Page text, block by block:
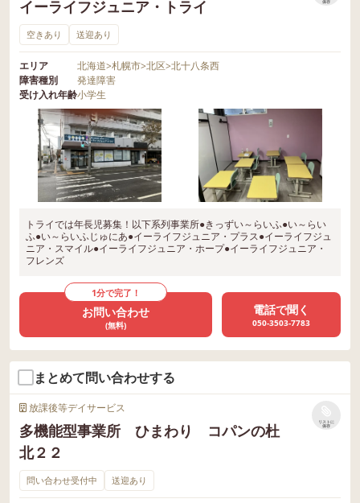
イーライフジュニア・トライ 保存
空きあり 送迎あり
エリア 北海道>札幌市>北区>北十八条西
障害種別
発達障害
受け入れ年齢小学生
トライでは年長児募集！以下系列事業所●きっずい～らいふ●い～らい
ふ●い～らいふじゅにあ●イーライフジュニア・プラス●イーライフジュ
ニア・スマイル●イーライフジュニア・ホープ●イーライフジュニア・
フレンズ
1分で完了！
お問い合わせ
(無料)
電話で聞く
050-3503-7783
まとめて問い合わせする
放課後等デイサービス
多機能型事業所 ひまわり コパンの杜
北２２
リストに
保存
問い合わせ受付中 送迎あり